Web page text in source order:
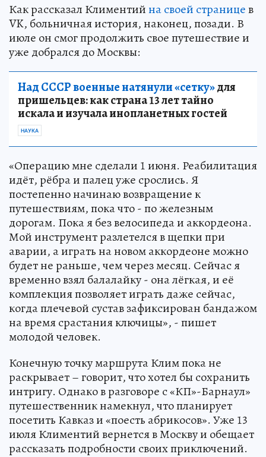
Как рассказал Климентийна своей страницев
VK, больничная история, наконец, позади. В
июле он смог продолжить свое путешествие и
уже добрался до Москвы:
Над СССР военные натянули «сетку»для
пришельцев: как страна 13 лет тайно
искала и изучала инопланетных гостей
НАУКА
«Операцию мне сделали 1 июня. Реабилитация
идёт, рёбра и палец уже срослись. Я
постепенно начинаю возвращение к
путешествиям, пока что - по железным
дорогам. Пока я без велосипеда и аккордеона.
Мой инструмент разлетелся в щепки при
аварии, а играть на новом аккордеоне можно
будет не раньше, чем через месяц. Сейчас я
временно взял балалайку - она лёгкая, и её
комплекция позволяет играть даже сейчас,
когда плечевой сустав зафиксирован бандажом
на время срастания ключицы», - пишет
молодой человек.
Конечную точку маршрута Клим пока не
раскрывает – говорит, что хотел бы сохранить
интригу. Однако в разговоре с «КП»-Барнаул»
путешественник намекнул, что планирует
посетить Кавказ и «поесть абрикосов». Уже 13
июля Климентий вернется в Москву и обещает
рассказать подробности своих приключений.